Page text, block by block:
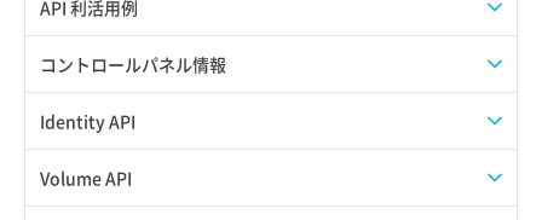
APIのご利用について
API 利活用例
APIでAPIサブユーザーを作成する
APIでVPSにISOイメージを挿入する
APIでVPSを作成する
コントロールパネル情報
APIユーザーを作成する
API情報を確認する
Identity API
Credential一覧取得
Volume API